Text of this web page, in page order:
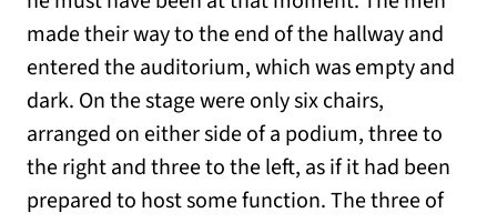
made their way to the end of the hallway and
entered the auditorium, which was empty and
dark. On the stage were only six chairs,
arranged on either side of a podium, three to
the right and three to the left, as if it had been
prepared to host some function. The three of